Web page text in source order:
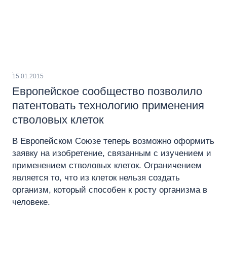
15.01.2015
Европейское сообщество позволило
патентовать технологию применения
стволовых клеток
В Европейском Союзе теперь возможно оформить
заявку на изобретение, связанным с изучением и
применением стволовых клеток. Ограничением
является то, что из клеток нельзя создать
организм, который способен к росту организма в
человеке.